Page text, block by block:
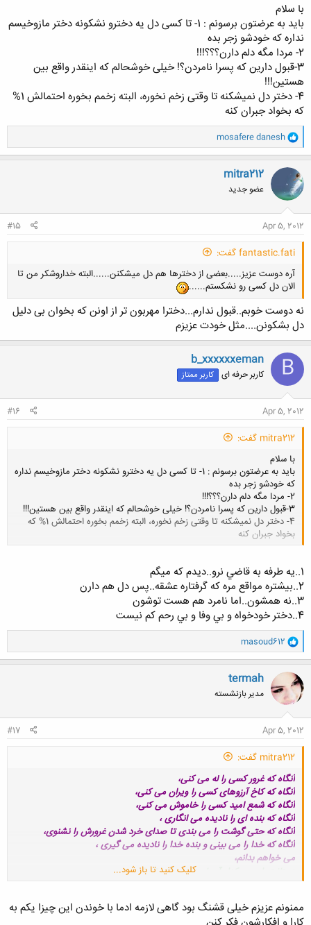
با سلام
باید به عرضتون برسونم : 1- تا کسی دل یه دخترو نشکونه دختر مازوخیسم
نداره که خودشو زجر بده
2- مردا مگه دلم دارن؟؟؟!!!
3-قبول دارین که پسرا نامردن؟! خیلی خوشحالم که اینقدر واقع بین
هستین!!!
4- دختر دل نمیشکنه تا وقتی زخم نخوره، البته زخمم بخوره احتمالش 1%
که بخواد جبران کنه
و
ا
ک
ن
ه
ا
mosafere danesh
mitra212
عضو جدید
Apr 5, 2012
#15
fantastic.fati گفت:
آره دوست عزیز.....بعضی از دخترها هم دل میشکنن......البته خداروشکر من تا
الان دل کسی رو نشکستم......
نه دوست خوبم..قبول ندارم...دخترا مهربون تر از اونن که بخوان بی دلیل
دل بشکونن....مثل خودت عزیزم
B
b_xxxxxxeman
کاربر حرفه ای کاربر ممتاز
Apr 5, 2012
#16
mitra212 گفت:
با سلام
باید به عرضتون برسونم : 1- تا کسی دل یه دخترو نشکونه دختر مازوخیسم نداره
که خودشو زجر بده
2- مردا مگه دلم دارن؟؟؟!!!
3-قبول دارین که پسرا نامردن؟! خیلی خوشحالم که اینقدر واقع بین هستین!!!
4- دختر دل نمیشکنه تا وقتی زخم نخوره، البته زخمم بخوره احتمالش 1% که
بخواد جبران کنه
1..يه طرفه به قاضي نرو..ديدم كه ميگم
2..بيشتره مواقع مره كه گرفتاره عشقه..پس دل هم دارن
3..نه همشون..اما نامرد هم هست توشون
4..دختر خودخواه و بي وفا و بي رحم كم نيست
و
ا
ک
ن
ش
ه
ا
masoud612
termah
مدیر بازنشسته
Apr 5, 2012
#17
mitra212 گفت:
آنگاه که غرور کسی را له می کنی،
آنگاه که کاخ آرزوهای کسی را ویران می کنی،
آنگاه که شمع امید کسی را خاموش می کنی،
آنگاه که بنده ای را نادیده می انگاری ،
آنگاه که حتی گوشت را می بندی تا صدای خرد شدن غرورش را نشنوی،
آنگاه که خدا را می بینی و بنده خدا را نادیده می گیری ،
می خواهم بدانم،
دستانت را بسوی کدام آسمان دراز می کنی تا برای
سهراب سپهري
کلیک کنید تا باز شود...
ممنونم عزیزم خیلی قشنگ بود گاهی لازمه ادما با خوندن این چیزا یکم به